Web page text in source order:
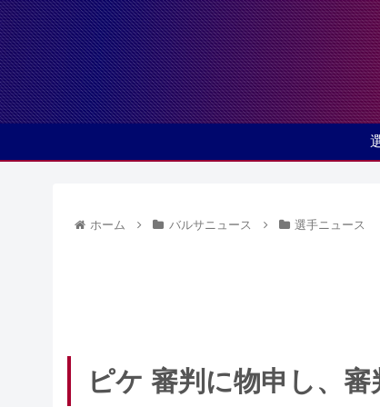
ホーム バルサニュース 選手ニュース
ピケ 審判に物申し、